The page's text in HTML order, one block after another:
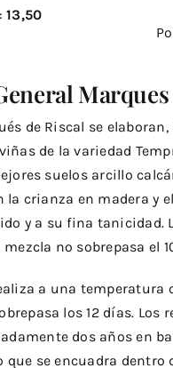
13,50
Marques
de Riscal se
de la variedad
suelos arcillo
la crianza en madera y
y a su fina tanicidad.
no sobrepasa el
a una temperatura
los 12 días. Los
dos años en
se encuadra dentro